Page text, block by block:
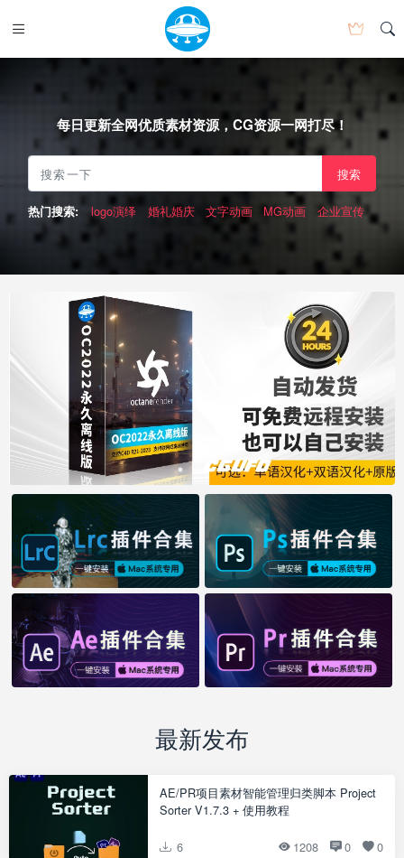
每日更新全网优质素材资源，CG资源一网打尽！
搜索
热门搜索: logo演绎 婚礼婚庆 文字动画 MG动画 企业宣传
最新发布
AE/PR项目素材智能管理归类脚本 Project
Sorter V1.7.3 + 使用教程
6 1208 0 0